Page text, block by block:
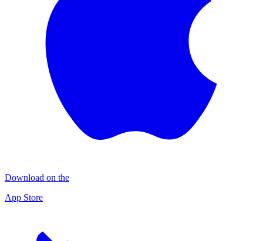
Download on the
App Store